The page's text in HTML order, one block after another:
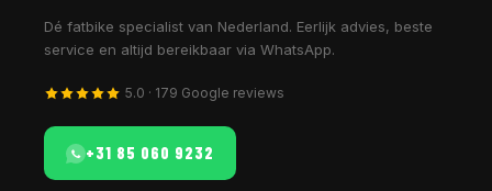
Dé fatbike specialist van Nederland. Eerlijk advies, beste
service en altijd bereikbaar via WhatsApp.
5.0 · 179 Google reviews
+31 85 060 9232